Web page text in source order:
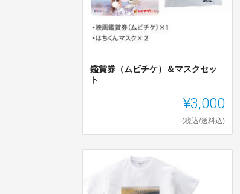
鑑賞券（ムビチケ）＆マスクセッ
ト
¥3,000
(税込/送料込)